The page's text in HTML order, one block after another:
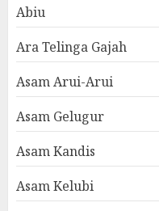
Abiu
Ara Telinga Gajah
Asam Arui-Arui
Asam Gelugur
Asam Kandis
Asam Kelubi